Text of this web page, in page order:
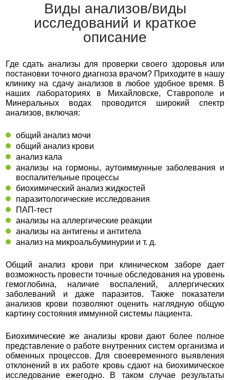
Виды анализов/виды
исследований и краткое
описание
Где сдать анализы для проверки своего здоровья или
постановки точного диагноза врачом? Приходите в нашу
клинику на сдачу анализов в любое удобное время. В
наших лабораториях в Михайловске, Ставрополе и
Минеральных водах проводится широкий спектр
анализов, включая:
общий анализ мочи
общий анализ крови
анализ кала
анализы на гормоны, аутоиммунные заболевания и
воспалительные процессы
биохимический анализ жидкостей
паразитологические исследования
ПАП-тест
анализы на аллергические реакции
анализы на антигены и антитела
анализ на микроальбуминурии и т. д.
Общий анализ крови при клиническом заборе дает
возможность провести точные обследования на уровень
гемоглобина, наличие воспалений, аллергических
заболеваний и даже паразитов. Также показатели
анализов крови позволяют оценить наглядную общую
картину состояния иммунной системы пациента.
Биохимические же анализы крови дают более полное
представление о работе внутренних систем организма и
обменных процессов. Для своевременного выявления
отклонений в их работе кровь сдают на биохимическое
исследование ежегодно. В таком случае результаты